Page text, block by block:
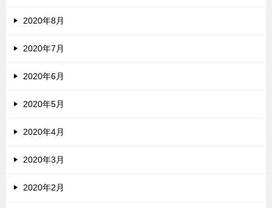
2020年8月
2020年7月
2020年6月
2020年5月
2020年4月
2020年3月
2020年2月